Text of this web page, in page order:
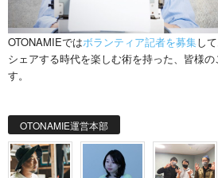
OTONAMIEではボランティア記者を募集し
シェアする時代を楽しむ術を持った、皆様
す。
OTONAMIE運営本部